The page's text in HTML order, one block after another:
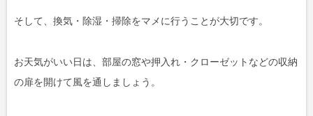
そして、換気・除湿・掃除をマメに行うことが大切です。
お天気がいい日は、部屋の窓や押入れ・クローゼットなどの収納
の扉を開けて風を通しましょう。